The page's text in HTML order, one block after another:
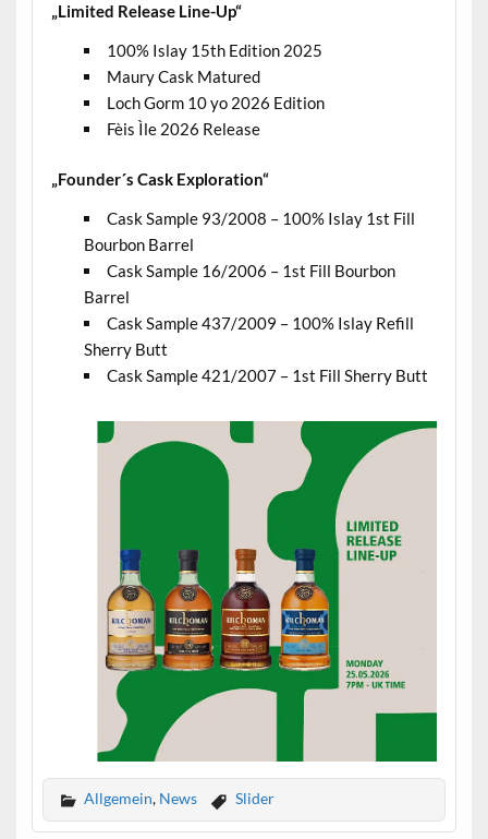
„Limited Release Line-Up“
100% Islay 15th Edition 2025
Maury Cask Matured
Loch Gorm 10 yo 2026 Edition
Fèis Ìle 2026 Release
„Founder´s Cask Exploration“
Cask Sample 93/2008 – 100% Islay 1st Fill
Bourbon Barrel
Cask Sample 16/2006 – 1st Fill Bourbon
Barrel
Cask Sample 437/2009 – 100% Islay Refill
Sherry Butt
Cask Sample 421/2007 – 1st Fill Sherry Butt
Allgemein, News Slider